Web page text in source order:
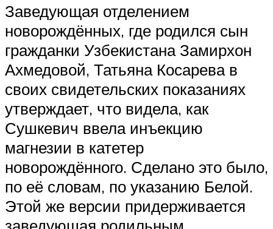
Заведующая отделением
новорождённых, где родился сын
гражданки Узбекистана Замирхон
Ахмедовой, Татьяна Косарева в
своих свидетельских показаниях
утверждает, что видела, как
Сушкевич ввела инъекцию
магнезии в катетер
новорождённого. Сделано это было,
по её словам, по указанию Белой.
Этой же версии придерживается
заведующая родильным